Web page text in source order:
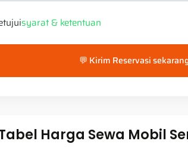
syarat & ketentuan
💬 Kirim Reservasi
Harga Sewa Mobil